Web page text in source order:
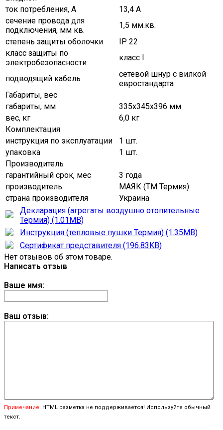
ток потребления, А
13,4 А
сечение провода для
подключения, мм кв.
1,5 мм.кв.
степень защиты оболочки
IP 22
класс защиты по
электробезопасности
класс І
подводящий кабель
сетевой шнур с вилкой
евростандарта
Габариты, вес
габариты, мм
335х345х396 мм
вес, кг
6,0 кг
Комплектация
инструкция по эксплуатации
1 шт.
упаковка
1 шт.
Производитель
гарантийный срок, мес
3 года
производитель
МАЯК (ТМ Термия)
страна производителя
Украина
Декларация (агрегаты воздушно отопительные
Термия) (1.01MB)
Инструкция (тепловые пушки Термия) (1.35MB)
Сертификат представителя (196.83KB)
Нет отзывов об этом товаре.
Написать отзыв
Ваше имя:
Ваш отзыв:
Примечание: HTML разметка не поддерживается! Используйте обычный
текст.